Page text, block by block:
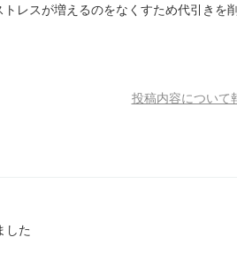
レスが増えるのをなくすため代引きを
投稿内容について
した